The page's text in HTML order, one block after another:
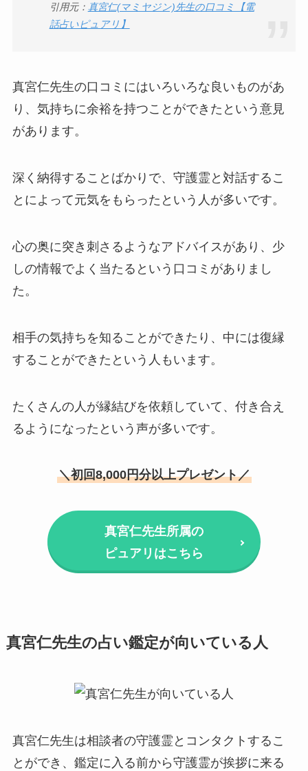
引用元： 真宮仁(マミヤジン)先生の口コミ【電
話占いピュアリ】
真宮仁先生の口コミにはいろいろな良いものがあ
り、気持ちに余裕を持つことができたという意見
があります。
深く納得することばかりで、守護霊と対話するこ
とによって元気をもらったという人が多いです。
心の奥に突き刺さるようなアドバイスがあり、少
しの情報でよく当たるという口コミがありまし
た。
相手の気持ちを知ることができたり、中には復縁
することができたという人もいます。
たくさんの人が縁結びを依頼していて、付き合え
るようになったという声が多いです。
＼初回8,000円分以上プレゼント／
真宮仁先生所属の
ピュアリはこちら
真宮仁先生の占い鑑定が向いている人
真宮仁先生は相談者の守護霊とコンタクトするこ
とができ、鑑定に入る前から守護霊が挨拶に来る